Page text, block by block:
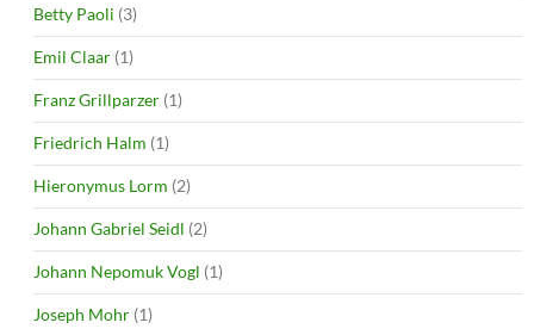
Betty Paoli (3)
Emil Claar (1)
Franz Grillparzer (1)
Friedrich Halm (1)
Hieronymus Lorm (2)
Johann Gabriel Seidl (2)
Johann Nepomuk Vogl (1)
Joseph Mohr (1)